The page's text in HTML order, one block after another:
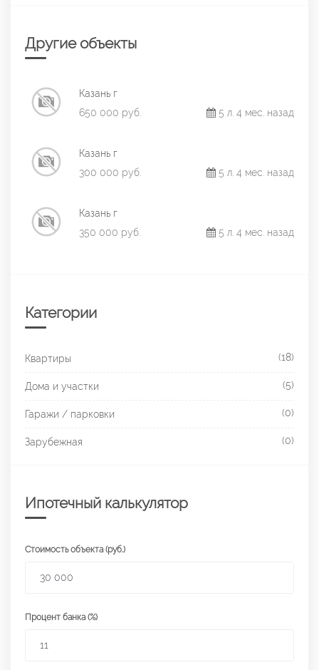
Другие объекты
Казань г
650 000 руб.
5 л. 4 мес. назад
Казань г
300 000 руб.
5 л. 4 мес. назад
Казань г
350 000 руб.
5 л. 4 мес. назад
Категории
Квартиры (18)
Дома и участки (5)
Гаражи / парковки (0)
Зарубежная (0)
Ипотечный калькулятор
Стоимость объекта (руб.)
Процент банка (%)